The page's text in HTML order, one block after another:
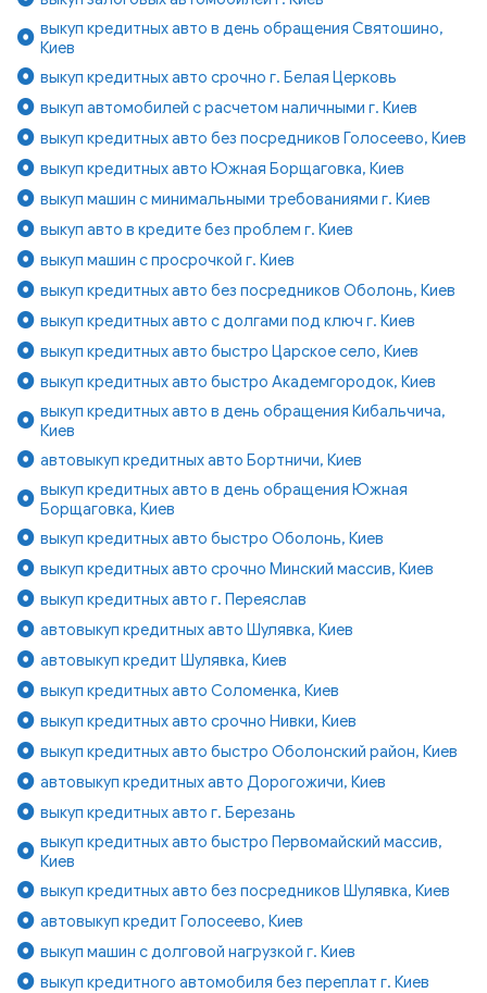
выкуп кредитных авто в день обращения Святошино,
Киев
выкуп кредитных авто срочно г. Белая Церковь
выкуп автомобилей с расчетом наличными г. Киев
выкуп кредитных авто без посредников Голосеево, Киев
выкуп кредитных авто Южная Борщаговка, Киев
выкуп машин с минимальными требованиями г. Киев
выкуп авто в кредите без проблем г. Киев
выкуп машин с просрочкой г. Киев
выкуп кредитных авто без посредников Оболонь, Киев
выкуп кредитных авто с долгами под ключ г. Киев
выкуп кредитных авто быстро Царское село, Киев
выкуп кредитных авто быстро Академгородок, Киев
выкуп кредитных авто в день обращения Кибальчича,
Киев
автовыкуп кредитных авто Бортничи, Киев
выкуп кредитных авто в день обращения Южная
Борщаговка, Киев
выкуп кредитных авто быстро Оболонь, Киев
выкуп кредитных авто срочно Минский массив, Киев
выкуп кредитных авто г. Переяслав
автовыкуп кредитных авто Шулявка, Киев
автовыкуп кредит Шулявка, Киев
выкуп кредитных авто Соломенка, Киев
выкуп кредитных авто срочно Нивки, Киев
выкуп кредитных авто быстро Оболонский район, Киев
автовыкуп кредитных авто Дорогожичи, Киев
выкуп кредитных авто г. Березань
выкуп кредитных авто быстро Первомайский массив,
Киев
выкуп кредитных авто без посредников Шулявка, Киев
автовыкуп кредит Голосеево, Киев
выкуп машин с долговой нагрузкой г. Киев
выкуп кредитного автомобиля без переплат г. Киев